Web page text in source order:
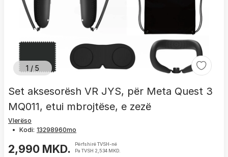
1 / 5
Set aksesorësh VR JYS, për Meta Quest 3
MQ011, etui mbrojtëse, e zezë
Vlerëso
• Kodi:
2,990 MKD.
Përfshirë TVSH-në
Pa TVSH 2,534 MKD.